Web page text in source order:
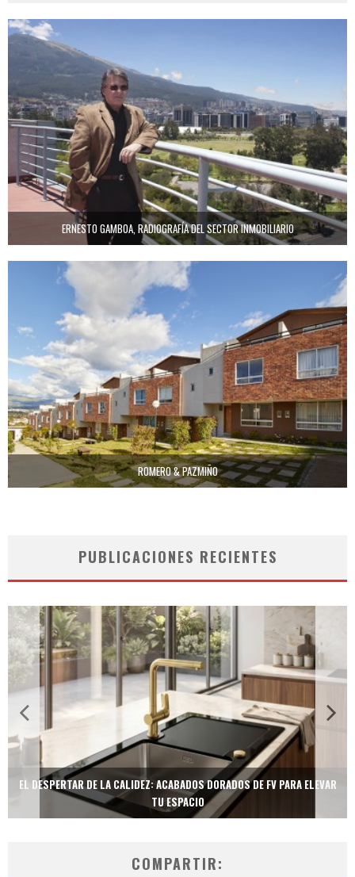
ERNESTO GAMBOA, RADIOGRAFÍA DEL SECTOR INMOBILIARIO
ROMERO & PAZMIÑO
PUBLICACIONES RECIENTES
TECNOLOGÍA Y BIENESTAR DE VANGUARDIA: EL INODORO INTELIGENTE
NEOTECH DE FV.
COMPARTIR: